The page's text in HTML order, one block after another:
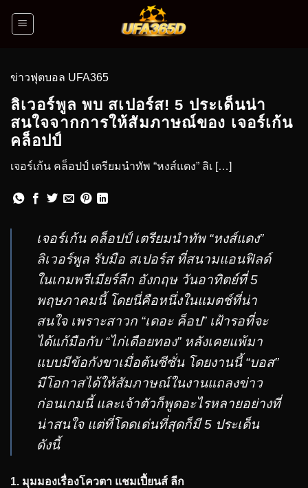
ข่าวฟุตบอล UFA365
ลิเวอร์พูล พบ สเปอร์ส! 5 ประเด็นน่า
สนใจจากการให้สัมภาษณ์ของ เจอร์เก้น
คล็อปป์
เจอร์เก้น คล็อปป์ เตรียมนำทัพ “หงส์แดง” ลิเ […]
เจอร์เก้น คล็อปป์ เตรียมนำทัพ “หงส์แดง”
ลิเวอร์พูล รับมือ สเปอร์ส ที่สนามแอนฟิลด์
ในเกมพรีเมียร์ลีก อังกฤษ วันอาทิตย์ที่ 5
พฤษภาคมนี้ โดยนี่คือหนึ่งในแมตช์ที่น่า
สนใจ เพราะสาวก “เดอะ ค็อป” เฝ้ารอที่จะ
ได้แก้มือกับ “ไก่เดือยทอง” หลังเคยแพ้มา
แบบมีข้อกังขาเมื่อต้นซีซั่น โดยงานนี้ “บอส”
มีโอกาสได้ให้สัมภาษณ์ในงานแถลงข่าว
ก่อนเกมนี้ และเจ้าตัวก็พูดอะไรหลายอย่างที่
น่าสนใจ แต่ที่โดดเด่นที่สุดก็มี 5 ประเด็น
ดังนี้
1. มุมมองเรื่องโควตา แชมเปี้ยนส์ ลีก